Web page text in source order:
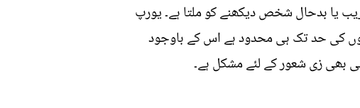
یا بدحال شخص دیکھنے کو ملتا ہے۔ یورپ
کی حد تک ہی محدود ہے اس کے باوجود
بھی زی شعور کے لئے مشکل ہے۔